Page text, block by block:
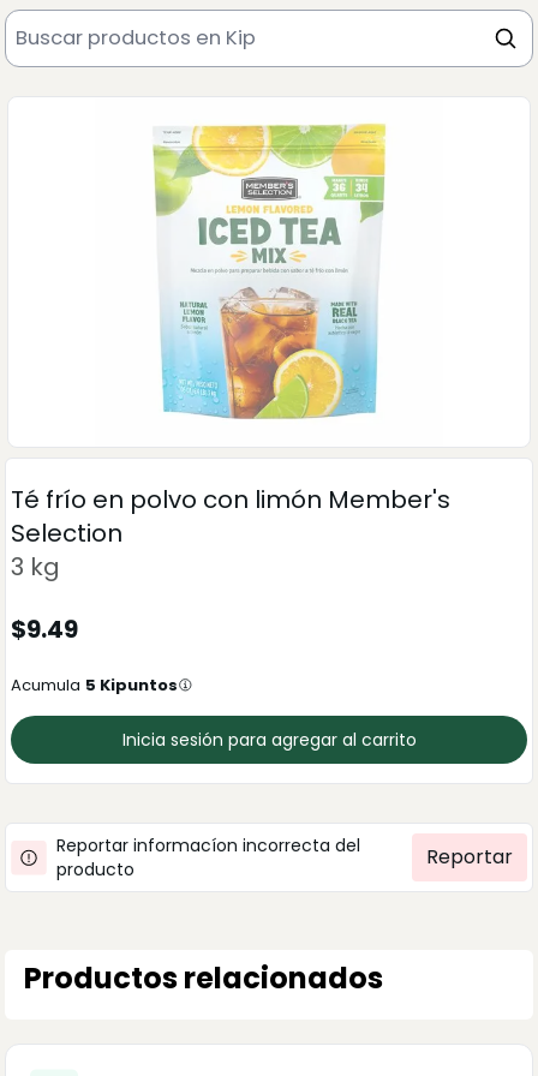
Té frío en polvo con limón Member's
Selection
3 kg
$9.49
Acumula 5 Kipuntos
Inicia sesión para agregar al carrito
Reportar informacíon incorrecta del
producto
Reportar
Productos relacionados